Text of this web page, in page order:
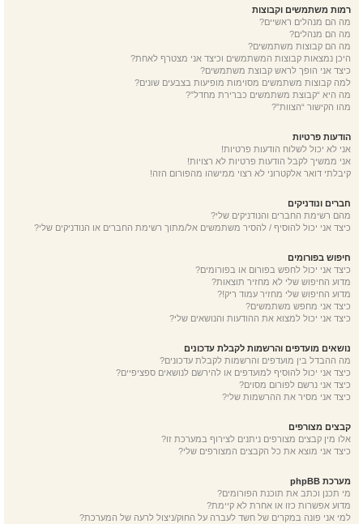
רמות משתמשים וקבוצות
מה הם מנהלים ראשיים?
מה הם מנהלים?
מה הם קבוצות משתמשים?
היכן נמצאות קבוצות המשתמשים וכיצד אני מצטרף לאחת?
כיצד אני הופך לראש קבוצת משתמשים?
למה קבוצות משתמשים מסוימות מופיעות בצבעים שונים?
מה היא “קבוצת משתמשים כברירת מחדל”?
מהו הקישור “הצוות”?
הודעות פרטיות
אני לא יכול לשלוח הודעות פרטיות!
אני ממשיך לקבל הודעות פרטיות לא רצויות!
קיבלתי דואר אלקטרוני לא רצוי ממישהו מהפורום הזה!
חברים ונודניקים
מהם רשימת החברים והנודניקים שלי?
כיצד אני יכול להוסיף / להסיר משתמשים אל/מתוך רשימת החברים או הנודניקים שלי?
חיפוש בפורומים
כיצד אני יכול לחפש בפורום או בפורומים?
מדוע החיפוש שלי לא מחזיר תוצאות?
מדוע החיפוש שלי מחזיר עמוד ריק!?
כיצד אני מחפש משתמשים?
כיצד אני יכול למצוא את ההודעות והנושאים שלי?
נושאים מועדפים והרשמות לקבלת עדכונים
מה ההבדל בין מועדפים והרשמות לקבלת עדכונים?
כיצד אני יכול להוסיף למועדפים או להירשם לנושאים ספציפיים?
כיצד אני נרשם לפורום מסוים?
כיצד אני מסיר את ההרשמות שלי?
קבצים מצורפים
אלו מין קבצים מצורפים ניתנים לצירוף במערכת זו?
כיצד אני מוצא את כל הקבצים המצורפים שלי?
מערכת phpBB
מי תכנן וכתב את תוכנת הפורומים?
מדוע אפשרות כזו או אחרת לא קיימת?
למי אני פונה במקרים של חשד לעברה על החוק/ניצול לרעה של המערכת?